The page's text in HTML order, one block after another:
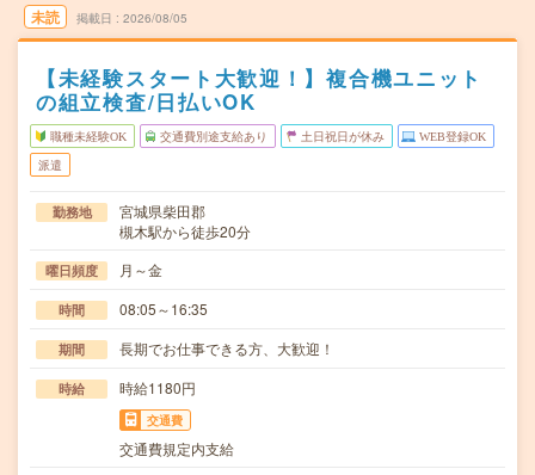
未読 掲載日 2026/08/05
【未経験スタート大歓迎！】複合機ユニット
の組立検査/日払いOK
職種未経験OK 交通費別途支給あり 土日祝日が休み WEB登録OK
派遣
勤務地
宮城県柴田郡
槻木駅から徒歩20分
曜日頻度 月～金
時間 08:05～16:35
期間 長期でお仕事できる方、大歓迎！
時給 時給1180円
交通費
交通費規定内支給